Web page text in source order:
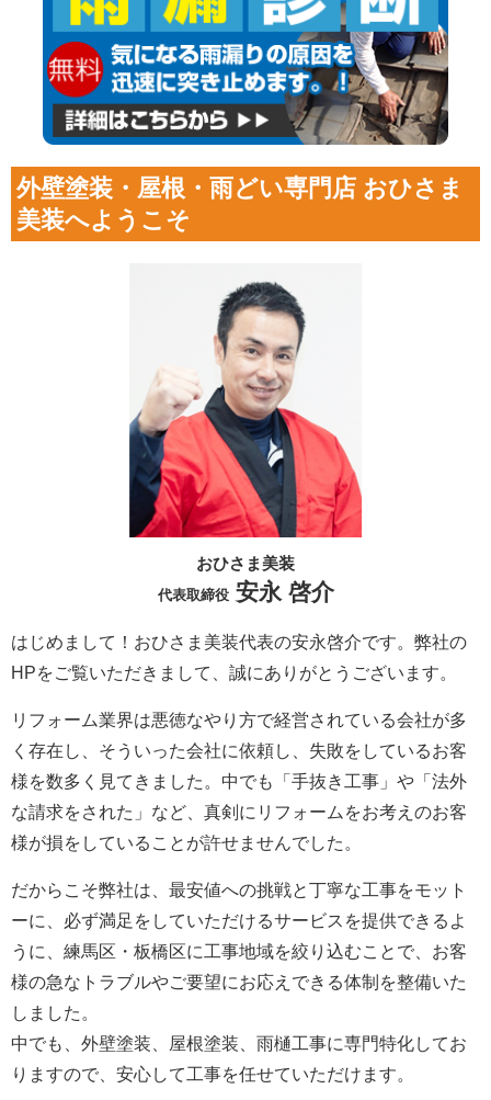
外壁塗装・屋根・雨どい専門店 おひさま
美装へようこそ
おひさま美装
代表取締役安永 啓介
はじめまして！おひさま美装代表の安永啓介です。弊社の
HPをご覧いただきまして、誠にありがとうございます。
リフォーム業界は悪徳なやり方で経営されている会社が多
く存在し、そういった会社に依頼し、失敗をしているお客
様を数多く見てきました。中でも「手抜き工事」や「法外
な請求をされた」など、真剣にリフォームをお考えのお客
様が損をしていることが許せませんでした。
だからこそ弊社は、最安値への挑戦と丁寧な工事をモット
ーに、必ず満足をしていただけるサービスを提供できるよ
うに、練馬区・板橋区に工事地域を絞り込むことで、お客
様の急なトラブルやご要望にお応えできる体制を整備いた
しました。
中でも、外壁塗装、屋根塗装、雨樋工事に専門特化してお
りますので、安心して工事を任せていただけます。